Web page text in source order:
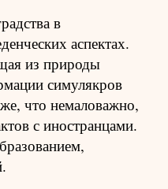
в
аспектах.
из природы
симулякров
что немаловажно,
с иностранцами.